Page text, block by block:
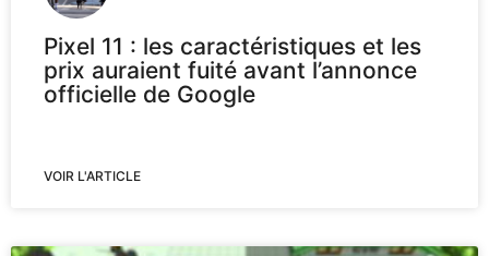
Pixel 11 : les caractéristiques et les
prix auraient fuité avant l’annonce
officielle de Google
VOIR L'ARTICLE